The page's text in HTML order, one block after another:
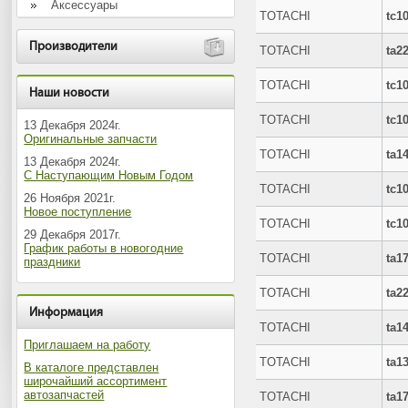
Аксессуары
Производители
Наши новости
13 Декабря 2024г.
Оригинальные запчасти
13 Декабря 2024г.
С Наступающим Новым Годом
26 Ноября 2021г.
Новое поступление
29 Декабря 2017г.
График работы в новогодние
праздники
Информация
Приглашаем на работу
В каталоге представлен
широчайший ассортимент
автозапчастей
TOTACHI
TOTACHI
TOTACHI
TOTACHI
TOTACHI
TOTACHI
TOTACHI
TOTACHI
TOTACHI
TOTACHI
TOTACHI
TOTACHI